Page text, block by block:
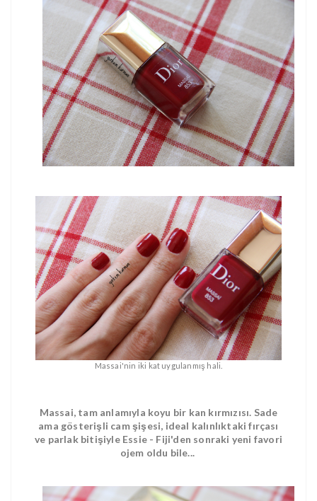
Massai'nin iki kat uygulanmış hali.
Massai, tam anlamıyla koyu bir kan kırmızısı. Sade
ama gösterişli cam şişesi, ideal kalınlıktaki fırçası
ve parlak bitişiyle Essie - Fiji'den sonraki yeni favori
ojem oldu bile...